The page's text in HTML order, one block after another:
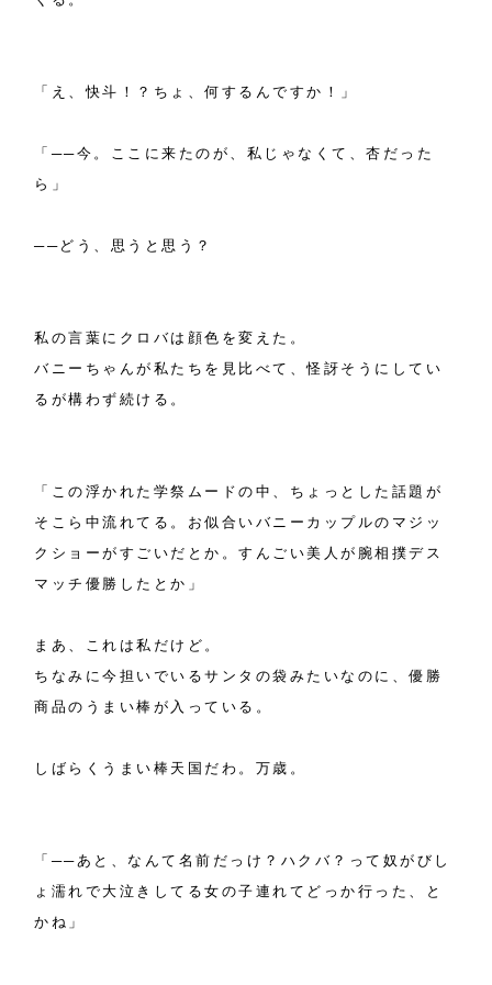
「え、快斗！？ちょ、何するんですか！」
「──今。ここに来たのが、私じゃなくて、杏だった
ら」
──どう、思うと思う？
私の言葉にクロバは顔色を変えた。
バニーちゃんが私たちを見比べて、怪訝そうにしてい
るが構わず続ける。
「この浮かれた学祭ムードの中、ちょっとした話題が
そこら中流れてる。お似合いバニーカップルのマジッ
クショーがすごいだとか。すんごい美人が腕相撲デス
マッチ優勝したとか」
まあ、これは私だけど。
ちなみに今担いでいるサンタの袋みたいなのに、優勝
商品のうまい棒が入っている。
しばらくうまい棒天国だわ。万歳。
「──あと、なんて名前だっけ？ハクバ？って奴がびし
ょ濡れで大泣きしてる女の子連れてどっか行った、と
かね」